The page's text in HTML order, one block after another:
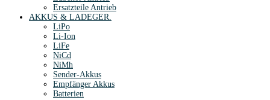
Ersatzteile Antrieb
AKKUS & LADEGER.
LiPo
Li-Ion
LiFe
NiCd
NiMh
Sender-Akkus
Empfänger Akkus
Batterien